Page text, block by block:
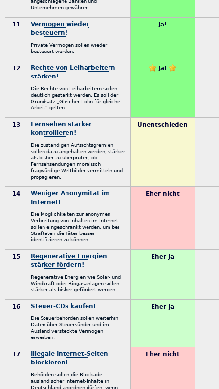
angeschlagene Banken und
Unternehmen gewähren.
11
Vermögen wieder
besteuern!
Private Vermögen sollen wieder
besteuert werden.
Ja!
12
Rechte von Leiharbeitern
stärken!
Die Rechte von Leiharbeitern sollen
deutlich gestärkt werden. Es soll der
Grundsatz „Gleicher Lohn für gleiche
Arbeit“ gelten.
Ja!
13
Fernsehen stärker
kontrollieren!
Die zuständigen Aufsichtsgremien
sollen dazu angehalten werden, stärker
als bisher zu überprüfen, ob
Fernsehsendungen moralisch
fragwürdige Weltbilder vermitteln und
propagieren.
Unentschieden
14
Weniger Anonymität im
Internet!
Die Möglichkeiten zur anonymen
Verbreitung von Inhalten im Internet
sollen eingeschränkt werden, um bei
Straftaten die Täter besser
identifizieren zu können.
Eher nicht
15
Regenerative Energien
stärker fördern!
Regenerative Energien wie Solar- und
Windkraft oder Biogasanlagen sollen
stärker als bisher gefördert werden.
Eher ja
16 Steuer-CDs kaufen!
Die Steuerbehörden sollen weiterhin
Daten über Steuersünder und im
Ausland versteckte Vermögen
erwerben.
Eher ja
17
Illegale Internet-Seiten
blockieren!
Behörden sollen die Blockade
ausländischer Internet-Inhalte in
Deutschland anordnen dürfen, wenn
Eher nicht